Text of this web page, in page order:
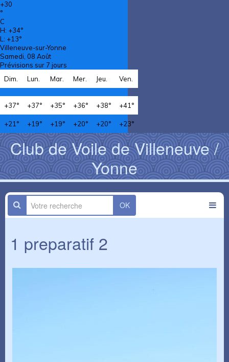
+30
°
C
H: +34°
L: +13°
Villeneuve-sur-Yonne
Samedi, 08 Août
Prévisions sur 7 jours
Dim.
Lun. Mar. Mer. Jeu. Ven.
+37° +37° +35° +36° +38° +41°
+21° +19° +19° +20° +20° +23°
Club de Voile de Villeneuve /
Yonne
OK
1 preparatif 2